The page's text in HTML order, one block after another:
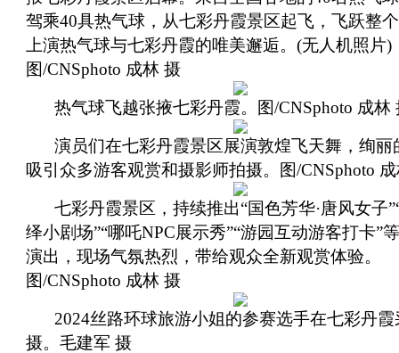
驾乘40具热气球，从七彩丹霞景区起飞，飞跃整
上演热气球与七彩丹霞的唯美邂逅。(无人机照片)
图/CNSphoto 成林 摄
热气球飞越张掖七彩丹霞。图/CNSphoto 成林
演员们在七彩丹霞景区展演敦煌飞天舞，绚丽
吸引众多游客观赏和摄影师拍摄。图/CNSphoto
七彩丹霞景区，持续推出“国色芳华·唐风女子
绎小剧场”“哪吒NPC展示秀”“游园互动游客打卡”
演出，现场气氛热烈，带给观众全新观赏体验。
图/CNSphoto 成林 摄
2024丝路环球旅游小姐的参赛选手在七彩丹霞
摄。毛建军 摄